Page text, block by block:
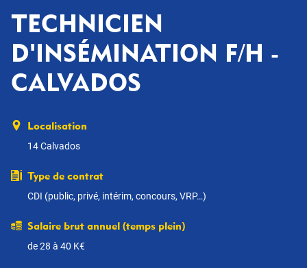
TECHNICIEN
D'INSÉMINATION F/H -
CALVADOS
Localisation
14 Calvados
Type de contrat
CDI (public, privé, intérim, concours, VRP…)
Salaire brut annuel (temps plein)
de 28 à 40 K€